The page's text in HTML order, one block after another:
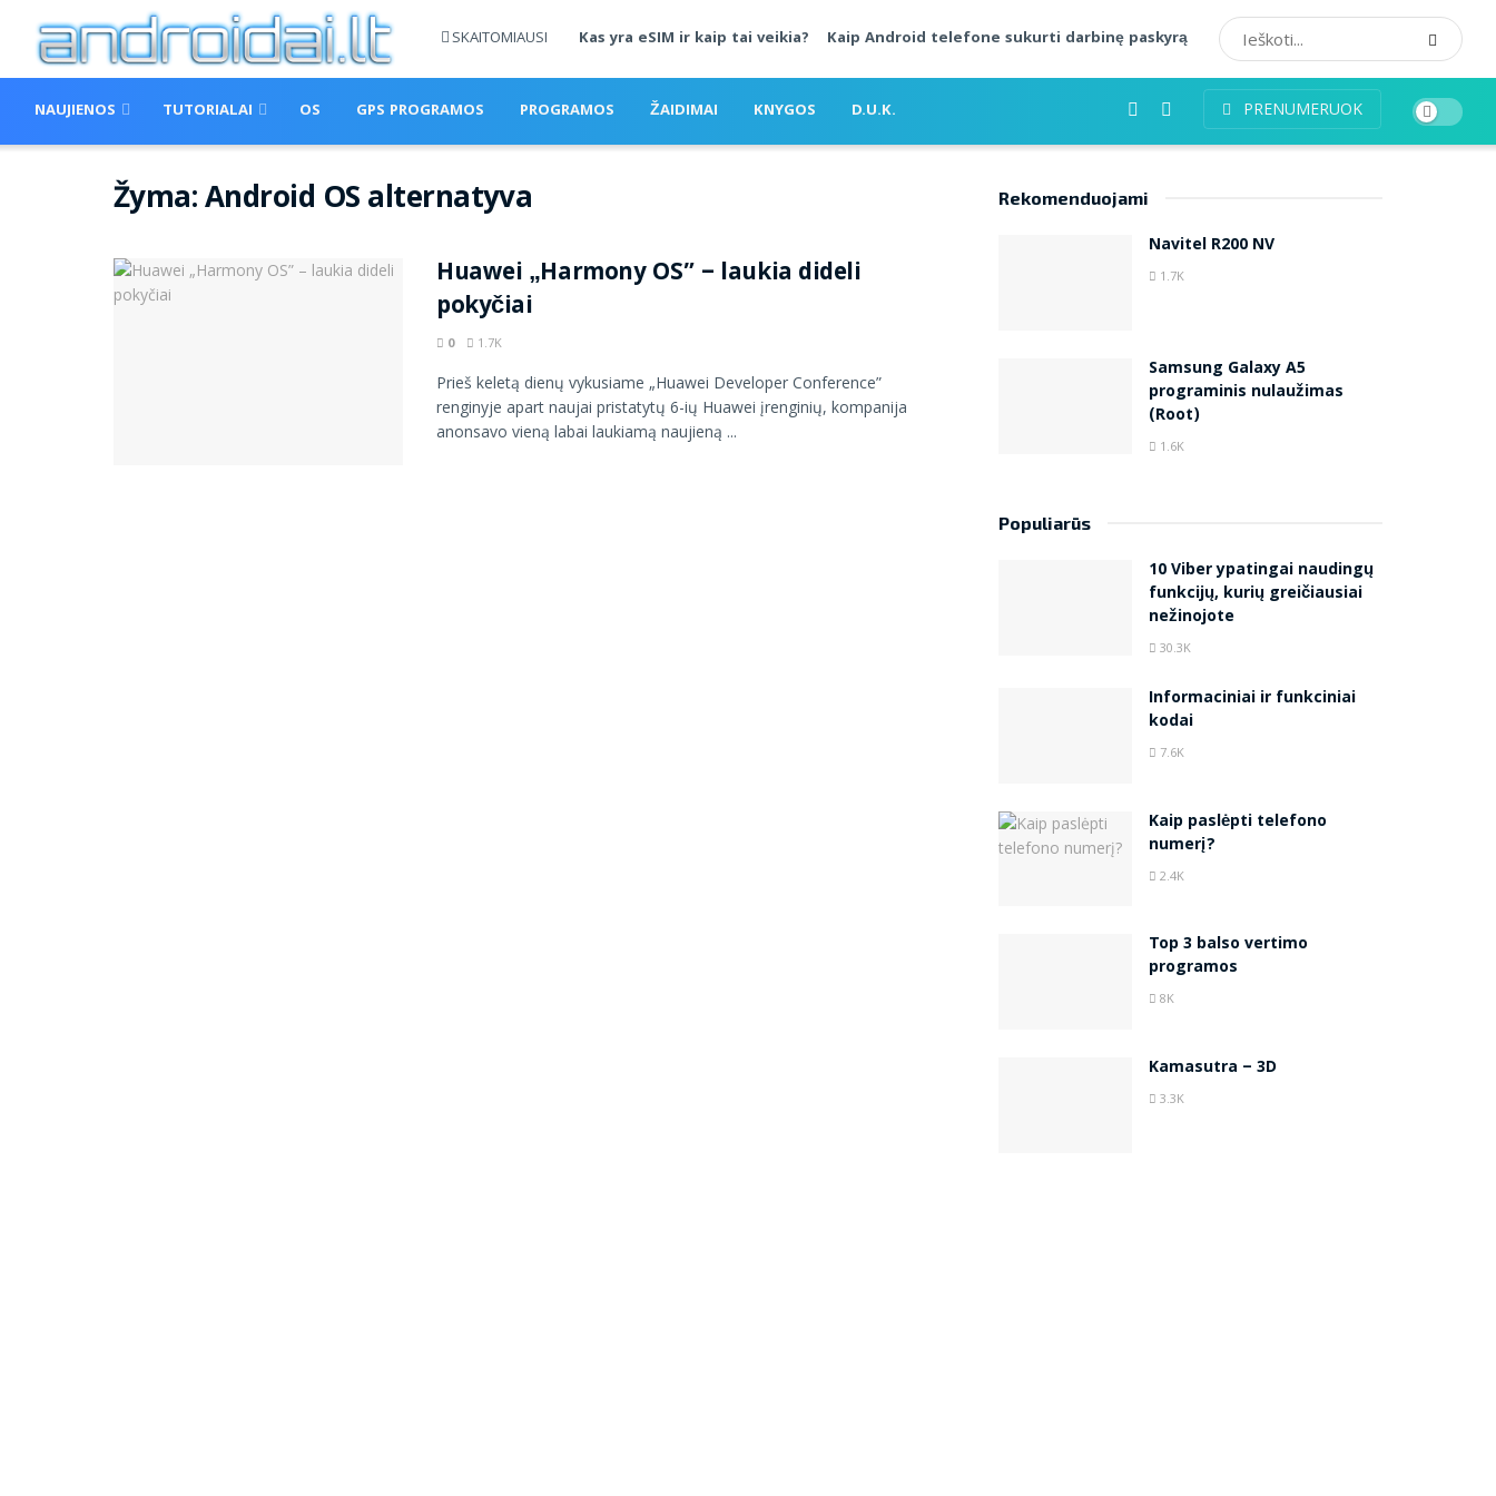
SKAITOMIAUSI Kas yra eSIM ir kaip tai veikia? Kaip Android telefone sukurti darbinę paskyrą
NAUJIENOS TUTORIALAI OS GPS PROGRAMOS PROGRAMOS ŽAIDIMAI KNYGOS D.U.K. PRENUMERUOK
Žyma:Android OS alternatyva
Huawei „Harmony OS” – laukia dideli
pokyčiai
0 1.7K
Prieš keletą dienų vykusiame „Huawei Developer Conference”
renginyje apart naujai pristatytų 6-ių Huawei įrenginių, kompanija
anonsavo vieną labai laukiamą naujieną ...
Rekomenduojami
Navitel R200 NV
1.7K
Samsung Galaxy A5
programinis nulaužimas
(Root)
1.6K
Populiarūs
10 Viber ypatingai naudingų
funkcijų, kurių greičiausiai
nežinojote
30.3K
Informaciniai ir funkciniai
kodai
7.6K
Kaip paslėpti telefono
numerį?
2.4K
Top 3 balso vertimo
programos
8K
Kamasutra – 3D
3.3K